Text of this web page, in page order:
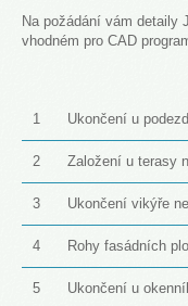
Na požádání vám detaily
vhodném pro CAD
1 Ukončení u
2 Založení u terasy
3 Ukončení vikýře
4 Rohy fasádních
5 Ukončení u